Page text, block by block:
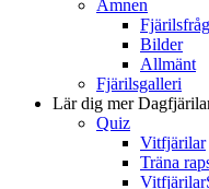
Ämnen
Bilder
Allmänt
Fjärilsgalleri
Lär dig mer
Quiz
Vitfjärilar
Träna